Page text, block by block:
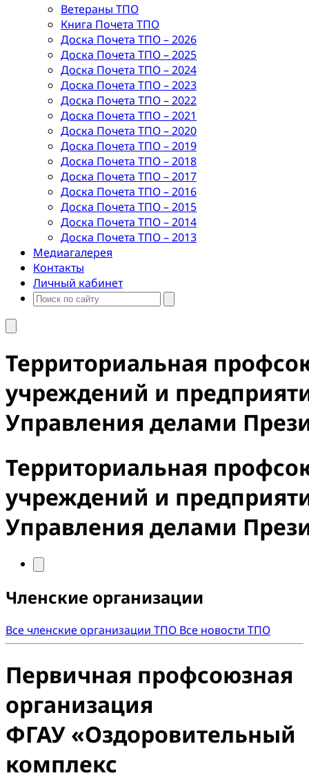
Ветераны ТПО
Книга Почета ТПО
Доска Почета ТПО – 2026
Доска Почета ТПО – 2025
Доска Почета ТПО – 2024
Доска Почета ТПО – 2023
Доска Почета ТПО – 2022
Доска Почета ТПО – 2021
Доска Почета ТПО – 2020
Доска Почета ТПО – 2019
Доска Почета ТПО – 2018
Доска Почета ТПО – 2017
Доска Почета ТПО – 2016
Доска Почета ТПО – 2015
Доска Почета ТПО – 2014
Доска Почета ТПО – 2013
Медиагалерея
Контакты
Личный кабинет
Территориальная
учреждений и
Управления делами
Территориальная
учреждений и
Управления делами
Членские организации
Все членские организации ТПО Все новости ТПО
Первичная профсоюзная
организация
ФГАУ «Оздоровительный
комплекс